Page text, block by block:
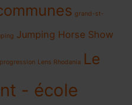
grand-st-
Jumping Horse Show
Lens Rhodania Le
- école